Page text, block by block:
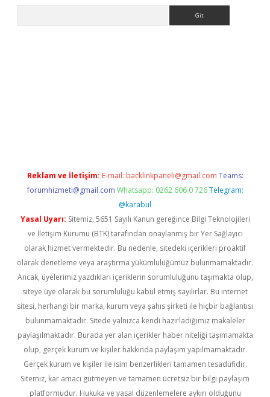
Reklam ve İletişim: E-mail: backlinkpaneli@gmail.com Teams:
forumhizmeti@gmail.com Whatsapp: 0262 606 0 726 Telegram:
@karabul
Yasal Uyarı: Sitemiz, 5651 Sayılı Kanun gereğince Bilgi Teknolojileri
ve İletişim Kurumu (BTK) tarafından onaylanmış bir Yer Sağlayıcı
olarak hizmet vermektedir. Bu nedenle, sitedeki içerikleri proaktif
olarak denetleme veya araştırma yükümlülüğümüz bulunmamaktadır.
Ancak, üyelerimiz yazdıkları içeriklerin sorumluluğunu taşımakta olup,
siteye üye olarak bu sorumluluğu kabul etmiş sayılırlar. Bu internet
sitesi, herhangi bir marka, kurum veya şahıs şirketi ile hiçbir bağlantısı
bulunmamaktadır. Sitede yalnızca kendi hazırladığımız makaleler
paylaşılmaktadır. Burada yer alan içerikler haber niteliği taşımamakta
olup, gerçek kurum ve kişiler hakkında paylaşım yapılmamaktadır.
Gerçek kurum ve kişiler ile isim benzerlikleri tamamen tesadüfidir.
Sitemiz, kar amacı gütmeyen ve tamamen ücretsiz bir bilgi paylaşım
platformudur. Hukuka ve yasal düzenlemelere aykırı olduğunu